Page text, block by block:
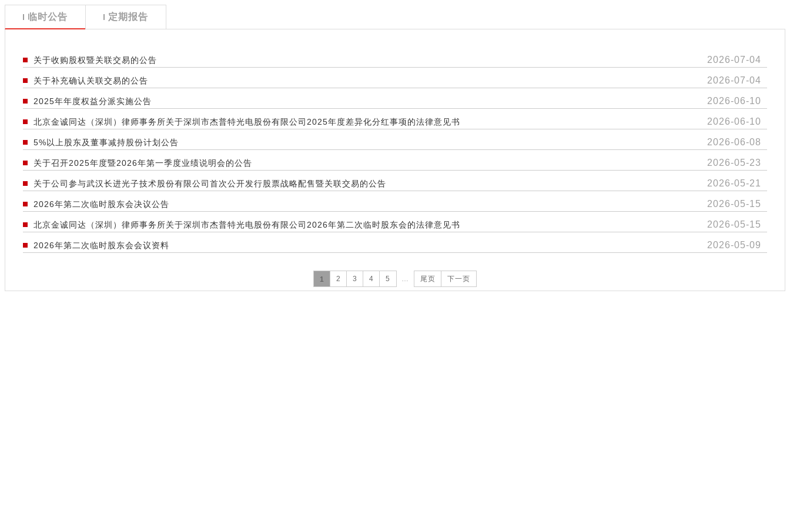
临时公告 定期报告
关于收购股权暨关联交易的公告 2026-07-04
关于补充确认关联交易的公告 2026-07-04
2025年年度权益分派实施公告 2026-06-10
北京金诚同达（深圳）律师事务所关于深圳市杰普特光电股份有限公司2025年度差异化分红事项的法律意见书 2026-06-10
5%以上股东及董事减持股份计划公告 2026-06-08
关于召开2025年度暨2026年第一季度业绩说明会的公告 2026-05-23
关于公司参与武汉长进光子技术股份有限公司首次公开发行股票战略配售暨关联交易的公告 2026-05-21
2026年第二次临时股东会决议公告 2026-05-15
北京金诚同达（深圳）律师事务所关于深圳市杰普特光电股份有限公司2026年第二次临时股东会的法律意见书 2026-05-15
2026年第二次临时股东会会议资料 2026-05-09
1 2 3 4 5 … 尾页 下一页